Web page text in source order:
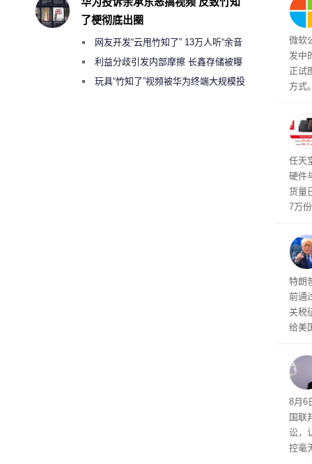
微软
发中
正试
方式
a）
发工
注。
界》
任天
硬件
货量
7万
特朗
前通
关税
给美
A）
入的
8月6
国联
讼，
控毫
了梗彻底出圈
网友开发“云甩竹知了” 13万人听“余音
绕梁”利益分歧引发内部摩擦 长鑫存储被曝
曾将华为驻场工程师驱逐出研发基地
玩具“竹知了”视频被华为终端大规模投